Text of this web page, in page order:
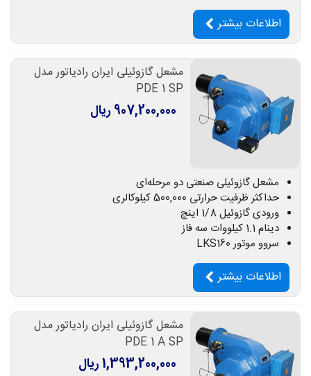
اطلاعات بیشتر
مشعل گازوئیلی ایران رادیاتور مدل
PDE 1 SP
907,200,000 ریال
مشعل گازوئیلی صنعتی دو مرحله‌ای
حداکثر ظرفیت حرارتی 500,000 کیلوکالری
ورودی گازوئیل 1/8 اینچ
دینام 1.1 کیلووات سه فاز
سروو موتور LKS160
اطلاعات بیشتر
مشعل گازوئیلی ایران رادیاتور مدل
PDE 1 A SP
1,393,200,000 ریال